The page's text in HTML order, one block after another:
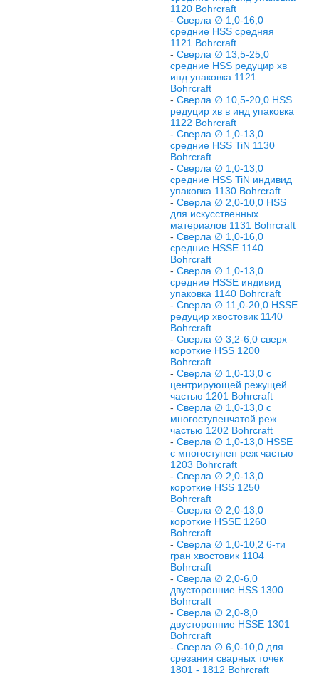
1120 Bohrcraft
- Сверла ∅ 1,0-16,0
средние HSS средняя
1121 Bohrcraft
- Сверла ∅ 13,5-25,0
средние HSS редуцир хв
инд упаковка 1121
Bohrcraft
- Сверла ∅ 10,5-20,0 HSS
редуцир хв в инд упаковка
1122 Bohrcraft
- Сверла ∅ 1,0-13,0
средние HSS TiN 1130
Bohrcraft
- Сверла ∅ 1,0-13,0
средние HSS TiN индивид
упаковка 1130 Bohrcraft
- Сверла ∅ 2,0-10,0 HSS
для искусственных
материалов 1131 Bohrcraft
- Сверла ∅ 1,0-16,0
средние HSSE 1140
Bohrcraft
- Сверла ∅ 1,0-13,0
средние HSSE индивид
упаковка 1140 Bohrcraft
- Сверла ∅ 11,0-20,0 HSSE
редуцир хвостовик 1140
Bohrcraft
- Сверла ∅ 3,2-6,0 сверх
короткие HSS 1200
Bohrcraft
- Сверла ∅ 1,0-13,0 с
центрирующей режущей
частью 1201 Bohrcraft
- Сверла ∅ 1,0-13,0 с
многоступенчатой реж
частью 1202 Bohrcraft
- Сверла ∅ 1,0-13,0 HSSE
с многоступен реж частью
1203 Bohrcraft
- Сверла ∅ 2,0-13,0
короткие HSS 1250
Bohrcraft
- Сверла ∅ 2,0-13,0
короткие HSSE 1260
Bohrcraft
- Сверла ∅ 1,0-10,2 6-ти
гран хвостовик 1104
Bohrcraft
- Сверла ∅ 2,0-6,0
двусторонние HSS 1300
Bohrcraft
- Сверла ∅ 2,0-8,0
двусторонние HSSE 1301
Bohrcraft
- Сверла ∅ 6,0-10,0 для
срезания сварных точек
1801 - 1812 Bohrcraft